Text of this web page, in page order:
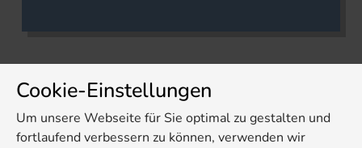
Cookie-Einstellungen
Um unsere Webseite für Sie optimal zu gestalten und
fortlaufend verbessern zu können, verwenden wir